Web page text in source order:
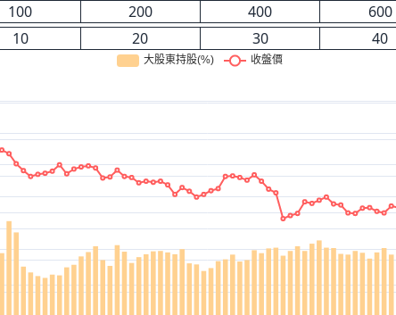
100 200 400 600
10
20 30 40